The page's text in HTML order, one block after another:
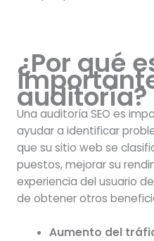
¿Por qué
auditoría?
Una auditoría SEO es
ayudar a identificar
que su sitio web se
puestos, mejorar su
experiencia del usuario
de obtener otros
Aumento del